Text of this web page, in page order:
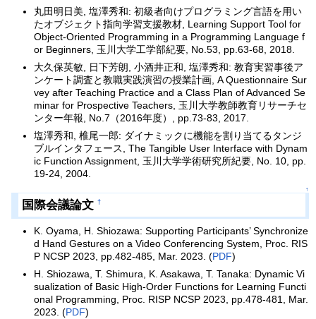
丸田明日美, 塩澤秀和: 初級者向けプログラミング言語を用い
たオブジェクト指向学習支援教材, Learning Support Tool for
Object-Oriented Programming in a Programming Language f
or Beginners, 玉川大学工学部紀要, No.53, pp.63-68, 2018.
大久保英敏, 日下芳朗, 小酒井正和, 塩澤秀和: 教育実習事後ア
ンケート調査と教職実践演習の授業計画, A Questionnaire Sur
vey after Teaching Practice and a Class Plan of Advanced Se
minar for Prospective Teachers, 玉川大学教師教育リサーチセ
ンター年報, No.7（2016年度）, pp.73-83, 2017.
塩澤秀和, 椎尾一郎: ダイナミックに機能を割り当てるタンジ
ブルインタフェース, The Tangible User Interface with Dynam
ic Function Assignment, 玉川大学学術研究所紀要, No. 10, pp.
19-24, 2004.
↑
国際会議論文 †
K. Oyama, H. Shiozawa: Supporting Participants’ Synchronize
d Hand Gestures on a Video Conferencing System, Proc. RIS
P NCSP 2023, pp.482-485, Mar. 2023. (PDF)
H. Shiozawa, T. Shimura, K. Asakawa, T. Tanaka: Dynamic Vi
sualization of Basic High-Order Functions for Learning Functi
onal Programming, Proc. RISP NCSP 2023, pp.478-481, Mar.
2023. (PDF)